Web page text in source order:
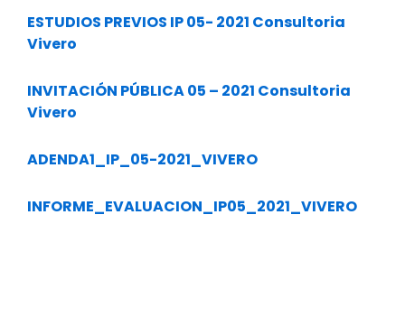
ESTUDIOS PREVIOS IP 05- 2021 Consultoria
Vivero
INVITACIÓN PÚBLICA 05 – 2021 Consultoria
Vivero
ADENDA1_IP_05-2021_VIVERO
INFORME_EVALUACION_IP05_2021_VIVERO